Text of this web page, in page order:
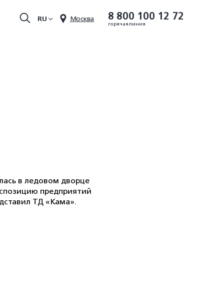
8 800 100 12 72
горячая линия
Москва
RU
в ледовом дворце
предприятий
ТД «Кама».